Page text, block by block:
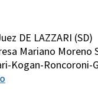
DE LAZZARI (SD)
Mariano
Kogan-Roncoroni-